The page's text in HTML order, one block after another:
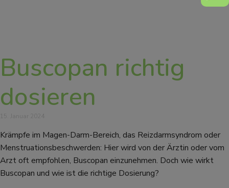
Buscopan richtig
dosieren
Krämpfe im Magen-Darm-Bereich, das Reizdarmsyndrom oder
Menstruationsbeschwerden: Hier wird von der Ärztin oder vom
Arzt oft empfohlen, Buscopan einzunehmen. Doch wie wirkt
Buscopan und wie ist die richtige Dosierung?